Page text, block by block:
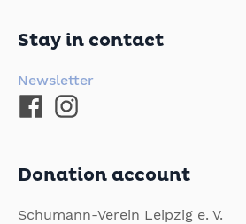
Stay in contact
Newsletter
Donation account
Schumann-Verein Leipzig e. V.